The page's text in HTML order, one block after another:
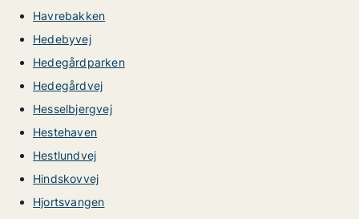
Havrebakken
Hedebyvej
Hedegårdparken
Hedegårdvej
Hesselbjergvej
Hestehaven
Hestlundvej
Hindskovvej
Hjortsvangen